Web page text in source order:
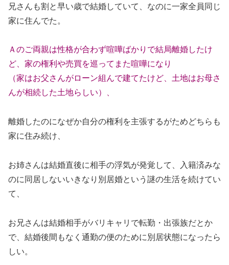
兄さんも割と早い歳で結婚していて、なのに一家全員同じ
家に住んでた。
Ａのご両親は性格が合わず喧嘩ばかりで結局離婚したけ
ど、家の権利や売買を巡ってまた喧嘩になり
（家はお父さんがローン組んで建てたけど、土地はお母さ
んが相続した土地らしい）、
離婚したのになぜか自分の権利を主張するがためどちらも
家に住み続け、
お姉さんは結婚直後に相手の浮気が発覚して、入籍済みな
のに同居しないいきなり別居婚という謎の生活を続けてい
て、
お兄さんは結婚相手がバリキャリで転勤・出張族だとか
で、結婚後間もなく通勤の便のために別居状態になったら
しい。